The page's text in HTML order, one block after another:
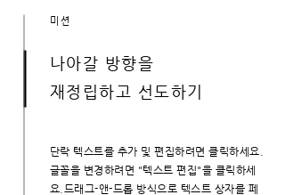
미션
나아갈 방향을
​재정립하고 선도하기
단락 텍스트를 추가 및 편집하려면 클릭하세요.
글꼴을 변경하려면 "텍스트 편집"을 클릭하세
요.드래그-앤-드롭 방식으로 텍스트 상자를 페